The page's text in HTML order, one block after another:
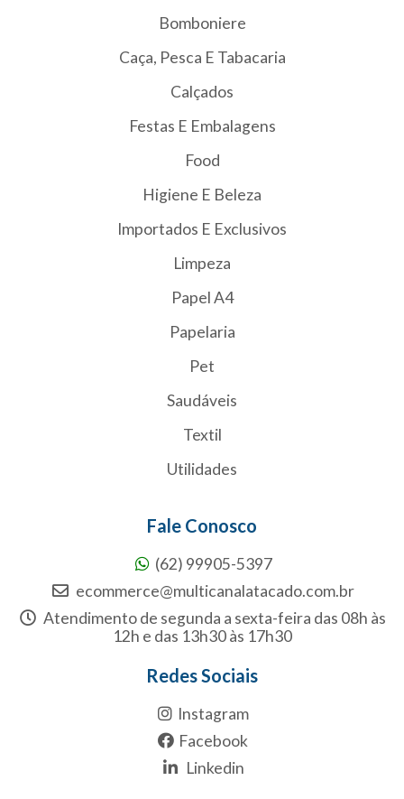
Bomboniere
Caça, Pesca E Tabacaria
Calçados
Festas E Embalagens
Food
Higiene E Beleza
Importados E Exclusivos
Limpeza
Papel A4
Papelaria
Pet
Saudáveis
Textil
Utilidades
Fale Conosco
(62) 99905-5397
ecommerce@multicanalatacado.com.br
Atendimento de segunda a sexta-feira das 08h às
12h e das 13h30 às 17h30
Redes Sociais
Instagram
Facebook
Linkedin